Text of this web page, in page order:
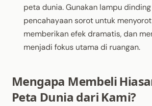
peta dunia. Gunakan lampu
pencahayaan sorot untuk
memberikan efek dramatis, dan
menjadi fokus utama di ruangan.
Mengapa Membeli
Peta Dunia dari Kami?